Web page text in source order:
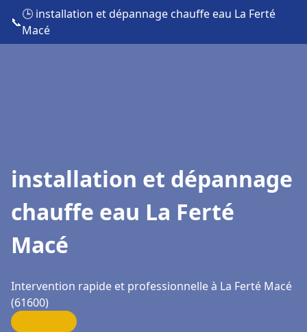
📞
🕒 installation et dépannage chauffe eau La Ferté
Macé
installation et dépannage
chauffe eau La Ferté
Macé
Intervention rapide et professionnelle à La Ferté Macé
(61600)